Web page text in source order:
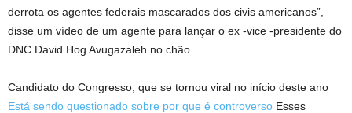
derrota os agentes federais mascarados dos civis americanos”,
disse um vídeo de um agente para lançar o ex -vice -presidente do
DNC David Hog Avugazaleh no chão.
Candidato do Congresso, que se tornou viral no início deste ano
Está sendo questionado sobre por que é controverso Esses